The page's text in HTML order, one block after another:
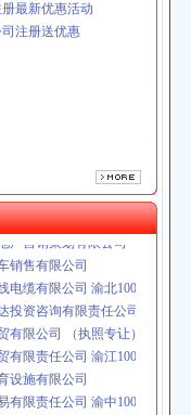
最新优惠活动
注册送优惠
电缆有限公司 渝北10010万 (进
投资咨询有限责任公司 渝九
有限公司 （执照专让）
商贸有限公司 渝九50万 （工商
有限公司 渝沙50万 （工商注册）
产营销策划有限公司
销售有限公司
电缆有限公司 渝北10010万 (进
投资咨询有限责任公司 渝九
有限公司 （执照专让）
有限责任公司 渝江100万 （工商
设施有限公司
有限责任公司 渝中100万 （进出
出口贸易有限公司 渝北100万 （